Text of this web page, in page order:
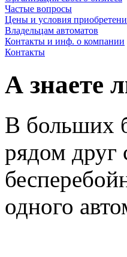
Частые вопросы
Цены и условия
Владельцам автоматов
Контакты и инф. о компании
Контакты
А знаете
В больших
рядом друг
одного